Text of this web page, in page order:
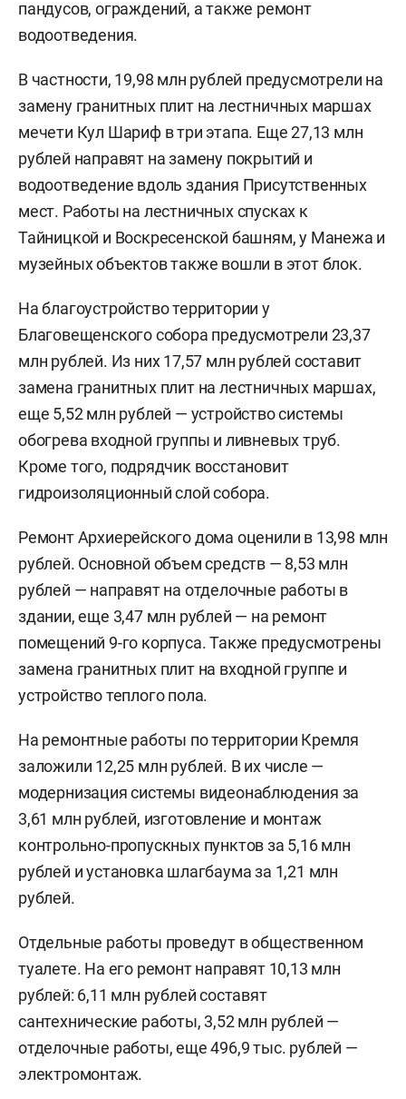
пандусов, ограждений, а также ремонт
водоотведения.
В частности, 19,98 млн рублей предусмотрели на
замену гранитных плит на лестничных маршах
мечети Кул Шариф в три этапа. Еще 27,13 млн
рублей направят на замену покрытий и
водоотведение вдоль здания Присутственных
мест. Работы на лестничных спусках к
Тайницкой и Воскресенской башням, у Манежа и
музейных объектов также вошли в этот блок.
На благоустройство территории у
Благовещенского собора предусмотрели 23,37
млн рублей. Из них 17,57 млн рублей составит
замена гранитных плит на лестничных маршах,
еще 5,52 млн рублей — устройство системы
обогрева входной группы и ливневых труб.
Кроме того, подрядчик восстановит
гидроизоляционный слой собора.
Ремонт Архиерейского дома оценили в 13,98 млн
рублей. Основной объем средств — 8,53 млн
рублей — направят на отделочные работы в
здании, еще 3,47 млн рублей — на ремонт
помещений 9-го корпуса. Также предусмотрены
замена гранитных плит на входной группе и
устройство теплого пола.
На ремонтные работы по территории Кремля
заложили 12,25 млн рублей. В их числе —
модернизация системы видеонаблюдения за
3,61 млн рублей, изготовление и монтаж
контрольно-пропускных пунктов за 5,16 млн
рублей и установка шлагбаума за 1,21 млн
рублей.
Отдельные работы проведут в общественном
туалете. На его ремонт направят 10,13 млн
рублей: 6,11 млн рублей составят
сантехнические работы, 3,52 млн рублей —
отделочные работы, еще 496,9 тыс. рублей —
электромонтаж.